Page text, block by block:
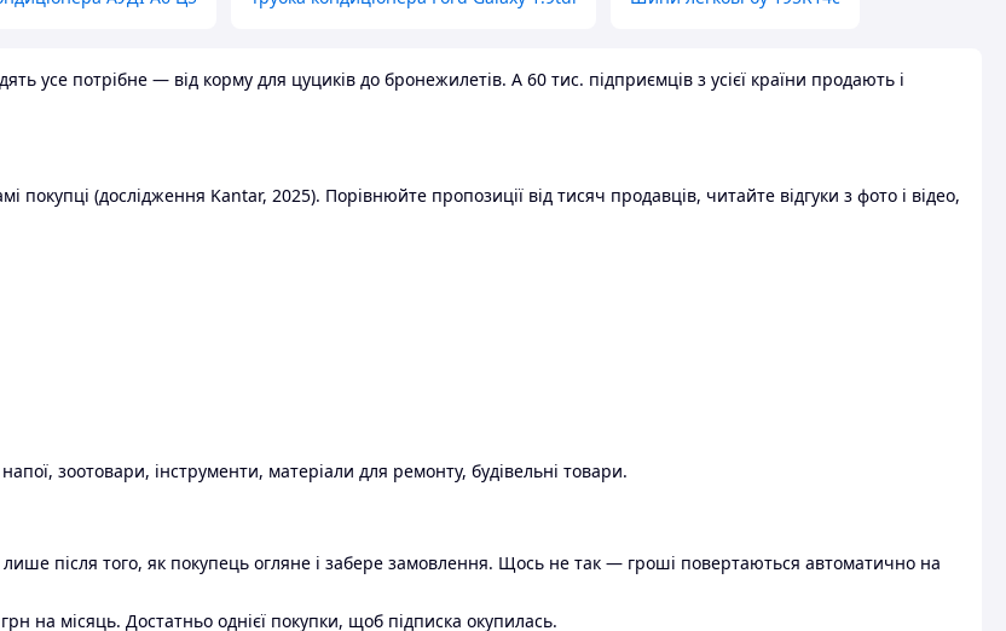
усе потрібне — від корму для цуциків до бронежилетів. А 60 тис. підприємців з усієї країни продають і
покупці (дослідження Kantar, 2025). Порівнюйте пропозиції від тисяч продавців, читайте відгуки з фото і відео,
зоотовари, інструменти, матеріали для ремонту, будівельні товари.
після того, як покупець огляне і забере замовлення. Щось не так — гроші повертаються автоматично на
на місяць. Достатньо однієї покупки, щоб підписка окупилась.